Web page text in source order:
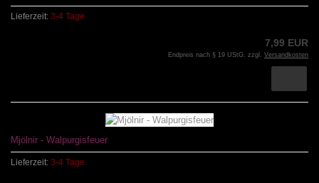
Lieferzeit: 3-4 Tage
7,99 EUR
Endpreis nach § 19 UStG. zzgl. Versandkosten
Mjölnir - Walpurgisfeuer
Lieferzeit: 3-4 Tage